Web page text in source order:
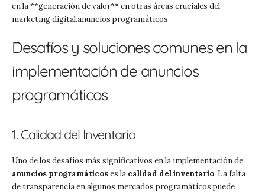
en la **generación de valor** en otras áreas cruciales del
marketing digital.anuncios programáticos
Desafíos y soluciones comunes en la
implementación de anuncios
programáticos
1. Calidad del Inventario
Uno de los desafíos más significativos en la implementación de
anuncios programáticoses la calidad del inventario. La falta
de transparencia en algunos mercados programáticos puede